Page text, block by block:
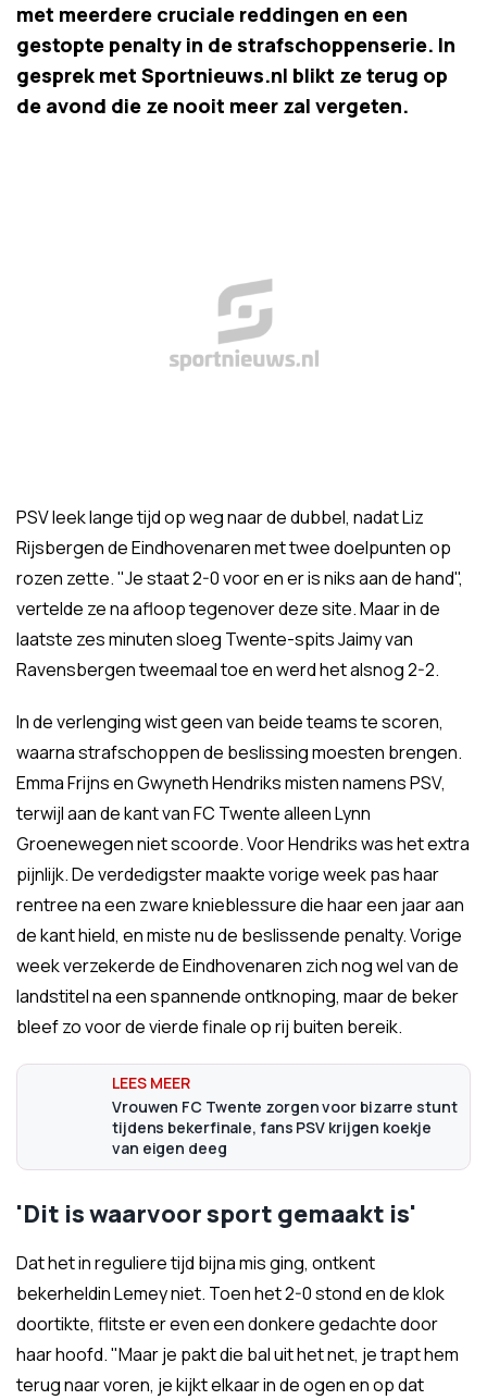
met meerdere cruciale reddingen en een
gestopte penalty in de strafschoppenserie. In
gesprek met Sportnieuws.nl blikt ze terug op
de avond die ze nooit meer zal vergeten.
PSV leek lange tijd op weg naar de dubbel, nadat Liz
Rijsbergen de Eindhovenaren met twee doelpunten op
rozen zette. "Je staat 2-0 voor en er is niks aan de hand",
vertelde ze na afloop tegenover deze site. Maar in de
laatste zes minuten sloeg Twente-spits Jaimy van
Ravensbergen tweemaal toe en werd het alsnog 2-2.
In de verlenging wist geen van beide teams te scoren,
waarna strafschoppen de beslissing moesten brengen.
Emma Frijns en Gwyneth Hendriks misten namens PSV,
terwijl aan de kant van FC Twente alleen Lynn
Groenewegen niet scoorde. Voor Hendriks was het extra
pijnlijk. De verdedigster maakte vorige week pas haar
rentree na een zware knieblessure die haar een jaar aan
de kant hield, en miste nu de beslissende penalty. Vorige
week verzekerde de Eindhovenaren zich nog wel van de
landstitel na een spannende ontknoping, maar de beker
bleef zo voor de vierde finale op rij buiten bereik.
Vrouwen FC Twente zorgen voor bizarre stunt
tijdens bekerfinale, fans PSV krijgen koekje
van eigen deeg
'Dit is waarvoor sport gemaakt is'
Dat het in reguliere tijd bijna mis ging, ontkent
bekerheldin Lemey niet. Toen het 2-0 stond en de klok
doortikte, flitste er even een donkere gedachte door
haar hoofd. "Maar je pakt die bal uit het net, je trapt hem
terug naar voren, je kijkt elkaar in de ogen en op dat